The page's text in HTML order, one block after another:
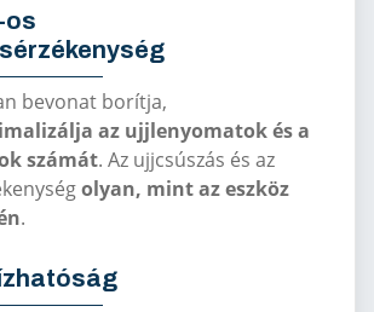
os
bevonat borítja,
az ujjlenyomatok és a
számát. Az ujjcsúszás és az
olyan, mint az eszköz
.